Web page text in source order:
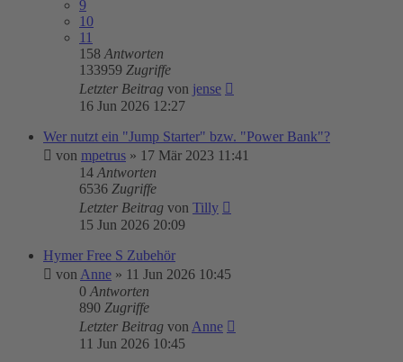
9
10
11
158 Antworten
133959 Zugriffe
Letzter Beitrag von jense
16 Jun 2026 12:27
Wer nutzt ein "Jump Starter" bzw. "Power Bank"?
von mpetrus » 17 Mär 2023 11:41
14 Antworten
6536 Zugriffe
Letzter Beitrag von Tilly
15 Jun 2026 20:09
Hymer Free S Zubehör
von Anne » 11 Jun 2026 10:45
0 Antworten
890 Zugriffe
Letzter Beitrag von Anne
11 Jun 2026 10:45